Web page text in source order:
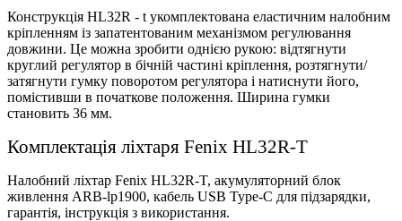
Конструкція HL32R - t укомплектована еластичним налобним
кріпленням із запатентованим механізмом регулювання
довжини. Це можна зробити однією рукою: відтягнути
круглий регулятор в бічній частині кріплення, розтягнути/
затягнути гумку поворотом регулятора і натиснути його,
помістивши в початкове положення. Ширина гумки
становить 36 мм.
Комплектація ліхтаря Fenix HL32R-T
Налобний ліхтар Fenix HL32R-T, акумуляторний блок
живлення ARB-lp1900, кабель USB Type-C для підзарядки,
гарантія, інструкція з використання.